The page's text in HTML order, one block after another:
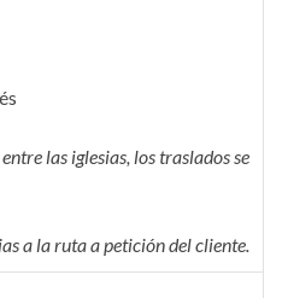
las iglesias, los traslados se
a la ruta a petición del cliente.